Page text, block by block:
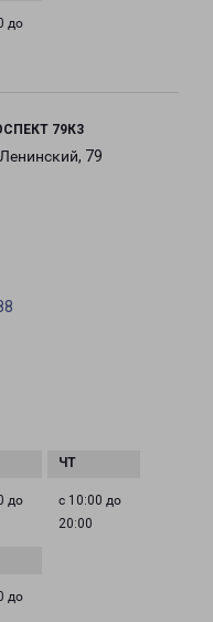
до
79К3
79
до
с 10:00 до
20:00
до